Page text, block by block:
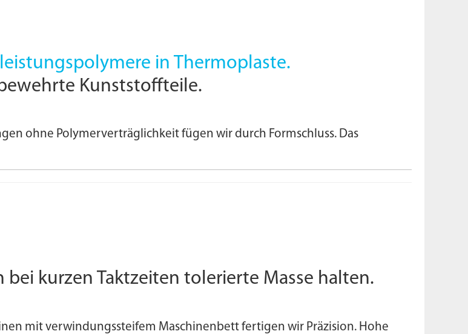
in Thermoplaste.
Kunststoffteile.
ohne Polymerverträglichkeit fügen wir durch Formschluss. Das
bei kurzen Taktzeiten tolerierte Masse halten.
mit verwindungs­steifem Maschinenbett fertigen wir Präzision. Hohe